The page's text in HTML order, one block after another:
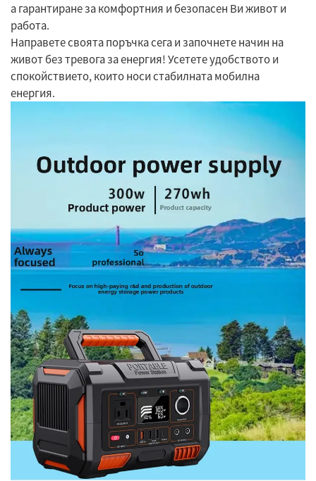
а гарантиране за комфортния и безопасен Ви живот и
работа.
Направете своята поръчка сега и започнете начин на
живот без тревога за енергия! Усетете удобството и
спокойствието, които носи стабилната мобилна
енергия.